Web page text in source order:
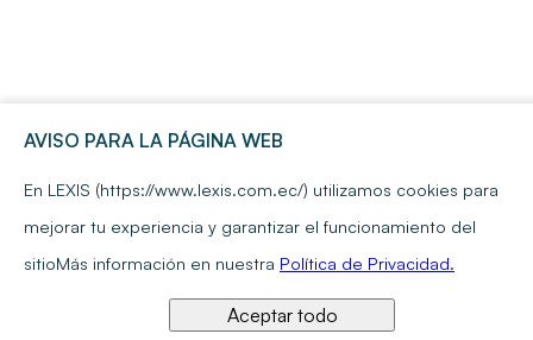
AVISO PARA LA PÁGINA WEB
En LEXIS (https://www.lexis.com.ec/) utilizamos cookies para
mejorar tu experiencia y garantizar el funcionamiento del
sitioMás información en nuestra Política de Privacidad.
Aceptar todo